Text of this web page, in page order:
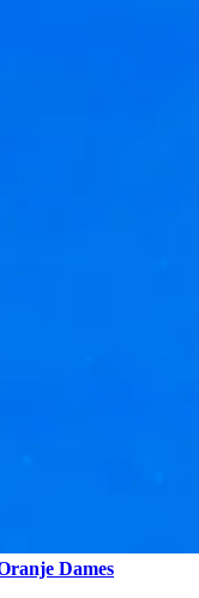
Dames